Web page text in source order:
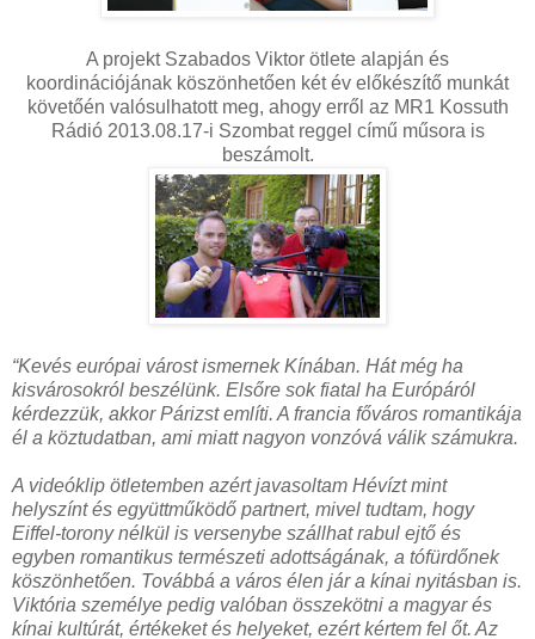
A projekt Szabados Viktor ötlete alapján és
koordinációjának köszönhetően két év előkészítő munkát
követőén valósulhatott meg, ahogy erről az MR1 Kossuth
Rádió 2013.08.17-i Szombat reggel című műsora is
beszámolt.
“Kevés európai várost ismernek Kínában. Hát még ha
kisvárosokról beszélünk. Elsőre sok fiatal ha Európáról
kérdezzük, akkor Párizst említi. A francia főváros romantikája
él a köztudatban, ami miatt nagyon vonzóvá válik számukra.
A videóklip ötletemben azért javasoltam Hévízt mint
helyszínt és együttműködő partnert, mivel tudtam, hogy
Eiffel-torony nélkül is versenybe szállhat rabul ejtő és
egyben romantikus természeti adottságának, a tófürdőnek
köszönhetően. Továbbá a város élen jár a kínai nyitásban is.
Viktória személye pedig valóban összekötni a magyar és
kínai kultúrát, értékeket és helyeket, ezért kértem fel őt. Az